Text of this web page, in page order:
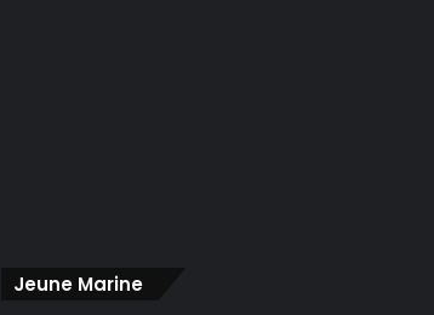
Jeune Marine